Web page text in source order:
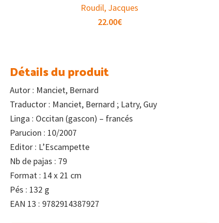
Roudil, Jacques
22.00€
Détails du produit
Autor : Manciet, Bernard
Traductor : Manciet, Bernard ; Latry, Guy
Linga : Occitan (gascon) – francés
Parucion : 10/2007
Editor : L’Escampette
Nb de pajas : 79
Format : 14 x 21 cm
Pés : 132 g
EAN 13 : 9782914387927